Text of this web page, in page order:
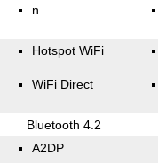
n
Hotspot WiFi
WiFi Direct
Bluetooth 4.2
A2DP